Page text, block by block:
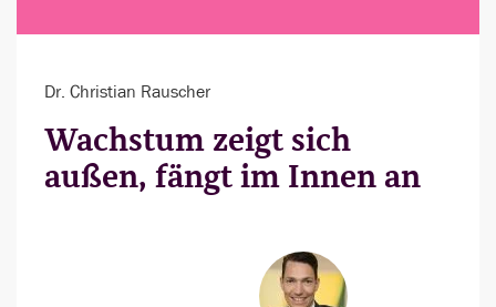
Dr. Christian Rauscher
Wachstum zeigt sich
außen, fängt im Innen an